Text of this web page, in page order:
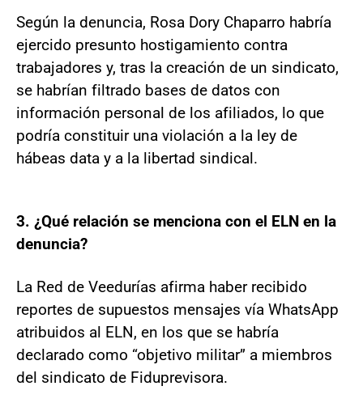
Según la denuncia, Rosa Dory Chaparro habría
ejercido presunto hostigamiento contra
trabajadores y, tras la creación de un sindicato,
se habrían filtrado bases de datos con
información personal de los afiliados, lo que
podría constituir una violación a la ley de
hábeas data y a la libertad sindical.
3. ¿Qué relación se menciona con el ELN en la
denuncia?
La Red de Veedurías afirma haber recibido
reportes de supuestos mensajes vía WhatsApp
atribuidos al ELN, en los que se habría
declarado como “objetivo militar” a miembros
del sindicato de Fiduprevisora.